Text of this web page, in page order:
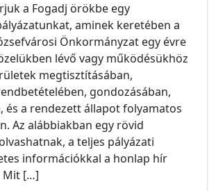
a Fogadj örökbe egy
aminek keretében a
Önkormányzat egy évre
lévő vagy működésükhöz
megtisztításában,
gondozásában,
és a rendezett állapot folyamatos
Az alábbiakban egy rövid
a teljes pályázati
információkkal a honlap hír
Mit […]